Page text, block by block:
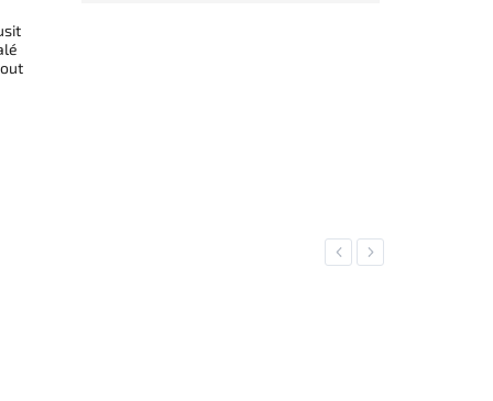
Previous
Next